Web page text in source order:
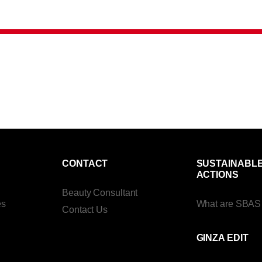
CONTACT
Beauty Consultant
Contact Us
ACTIONS
What are SBAS
GINZA EDIT